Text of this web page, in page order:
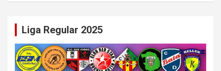
Liga Regular 2025